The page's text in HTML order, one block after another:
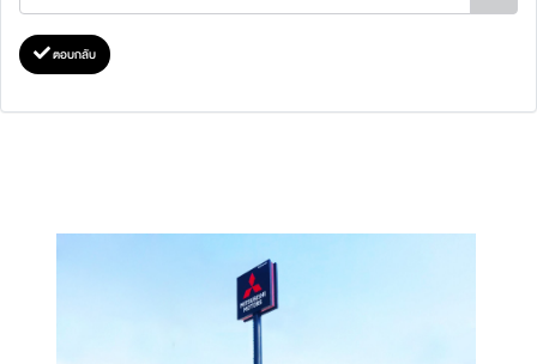
ตอบกลับ